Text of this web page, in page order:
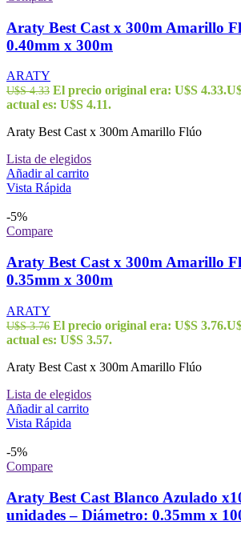
Araty Best Cast x 300m Amarillo
0.40mm x 300m
ARATY
U$S4.33 El precio original era: U$S 4.33.
actual es: U$S 4.11.
Araty Best Cast x 300m Amarillo Flúo
Lista de elegidos
Añadir al carrito
Vista Rápida
-5%
Compare
Araty Best Cast x 300m Amarillo
0.35mm x 300m
ARATY
U$S3.76 El precio original era: U$S 3.76.
actual es: U$S 3.57.
Araty Best Cast x 300m Amarillo Flúo
Lista de elegidos
Añadir al carrito
Vista Rápida
-5%
Compare
Araty Best Cast Blanco Azulado
unidades – Diámetro: 0.35mm x